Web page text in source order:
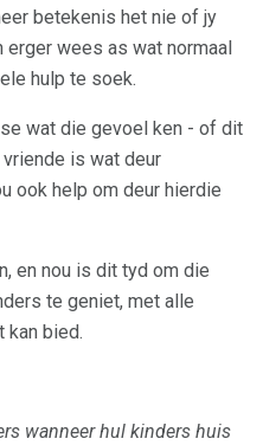
betekenis het nie of jy
wees as wat normaal
hulp te soek.
wat die gevoel ken - of dit
is wat deur
ook help om deur hierdie
en nou is dit tyd om die
te geniet, met alle
kan bied.
wanneer hul kinders huis